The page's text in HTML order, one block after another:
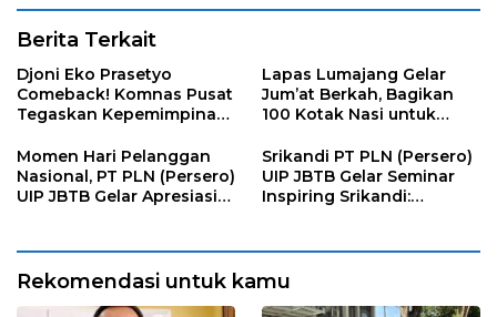
Berita Terkait
Djoni Eko Prasetyo
Comeback! Komnas Pusat
Tegaskan Kepemimpinan
Lapas Lumajang Gelar
Jum’at Berkah, Bagikan
100 Kotak Nasi untuk
Momen Hari Pelanggan
Nasional, PT PLN (Persero)
UIP JBTB Gelar Apresiasi
Keluarga Veteran dengan
YBM PT PLN
Srikandi PT PLN (Persero)
UIP JBTB Gelar Seminar
Inspiring Srikandi:
Anak dalam Menghadapi
Transformasi Energi
Rekomendasi untuk kamu